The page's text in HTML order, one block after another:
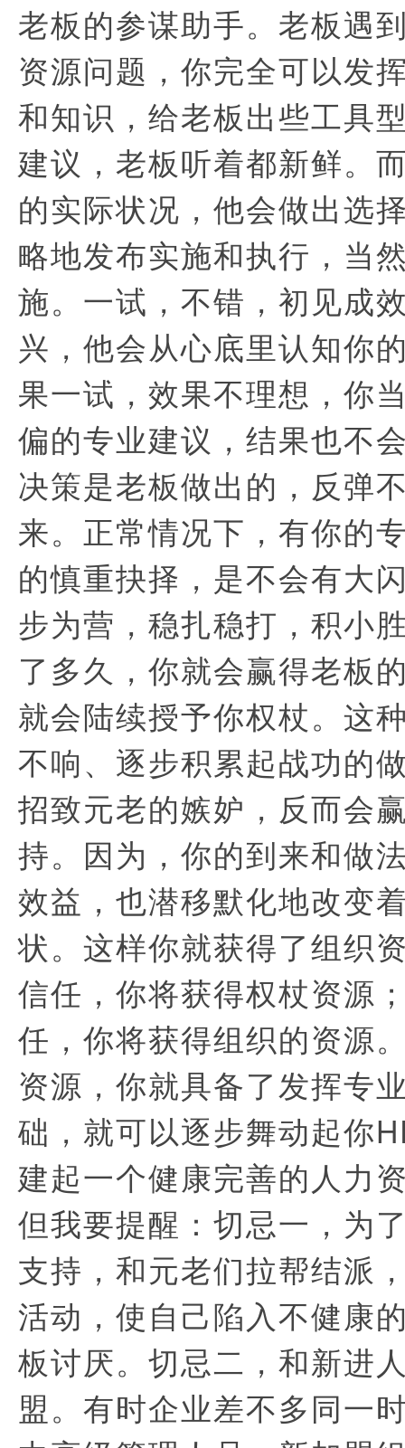
老板的参谋助手。老板遇
资源问题，你完全可以发
和知识，给老板出些工具
建议，老板听着都新鲜。
的实际状况，他会做出选
略地发布实施和执行，当
施。一试，不错，初见成
兴，他会从心底里认知你
果一试，效果不理想，你
偏的专业建议，结果也不
决策是老板做出的，反弹
来。正常情况下，有你的
的慎重抉择，是不会有大
步为营，稳扎稳打，积小
了多久，你就会赢得老板
就会陆续授予你权杖。这
不响、逐步积累起战功的
招致元老的嫉妒，反而会
持。因为，你的到来和做
效益，也潜移默化地改变
状。这样你就获得了组织
信任，你将获得权杖资源
任，你将获得组织的资源
资源，你就具备了发挥专
础，就可以逐步舞动起你
建起一个健康完善的人力
但我要提醒：切忌一，为
支持，和元老们拉帮结派
活动，使自己陷入不健康
板讨厌。切忌二，和新进
盟。有时企业差不多同一